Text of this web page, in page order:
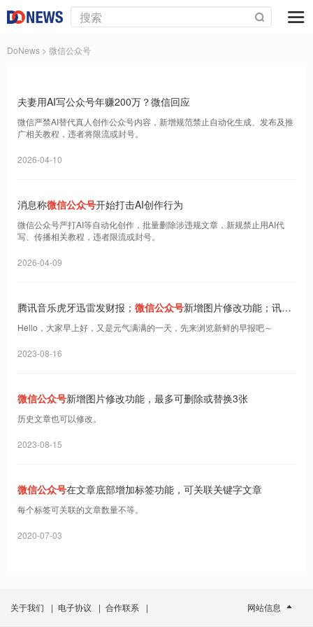
DoNews > 微信公众号
夫妻用AI写公众号年赚200万？微信回应
微信严禁AI替代真人创作公众号内容，新增规范禁止自动化生成、发布及推
广相关教程，违者将限流或封号。
2026-04-10
消息称微信公众号开始打击AI创作行为
微信公众号严打AI等自动化创作，批量删除涉违规文章，新规禁止用AI代
写、传播相关教程，违者限流或封号。
2026-04-09
腾讯音乐虎牙迅雷发财报； 微信公众号新增图片修改功能；讯飞
星火大模型V2.0发布｜Do早报
Hello，大家早上好，又是元气满满的一天，先来浏览新鲜的早报吧～
2023-08-16
微信公众号新增图片修改功能，最多可删除或替换3张
历史文章也可以修改。
2023-08-15
微信公众号在文章底部增加标签功能，可关联关键字文章
每个标签可关联的文章数量不等。
2020-07-03
关于我们 | 电子协议 | 合作联系 | 网站信息